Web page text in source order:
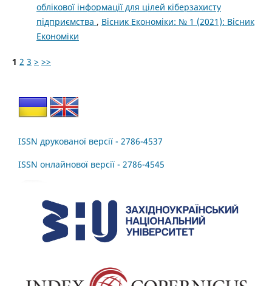
облікової інформації для цілей кіберзахисту
підприємства , Вісник Економіки: № 1 (2021): Вісник
Економіки
1 2 3 > >>
ISSN друкованої версії - 2786-4537
ISSN онлайнової версії - 2786-4545